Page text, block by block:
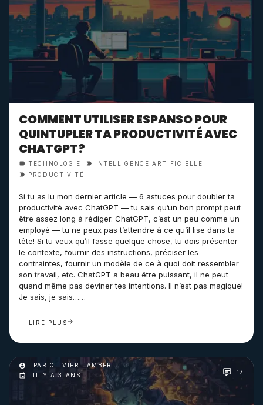
COMMENT UTILISER ESPANSO POUR
QUINTUPLER TA PRODUCTIVITÉ AVEC
CHATGPT?
TECHNOLOGIE
INTELLIGENCE ARTIFICIELLE
PRODUCTIVITÉ
Si tu as lu mon dernier article — 6 astuces pour doubler ta
productivité avec ChatGPT — tu sais qu’un bon prompt peut
être assez long à rédiger. ChatGPT, c’est un peu comme un
employé — tu ne peux pas t’attendre à ce qu’il lise dans ta
tête! Si tu veux qu’il fasse quelque chose, tu dois présenter
le contexte, fournir des instructions, préciser les
contraintes, fournir un modèle de ce à quoi doit ressembler
son travail, etc. ChatGPT a beau être puissant, il ne peut
quand même pas deviner tes intentions. Il n’est pas magique!
Je sais, je sais……
LIRE PLUS
PAR OLIVIER LAMBERT
IL Y A 3 ANS
17